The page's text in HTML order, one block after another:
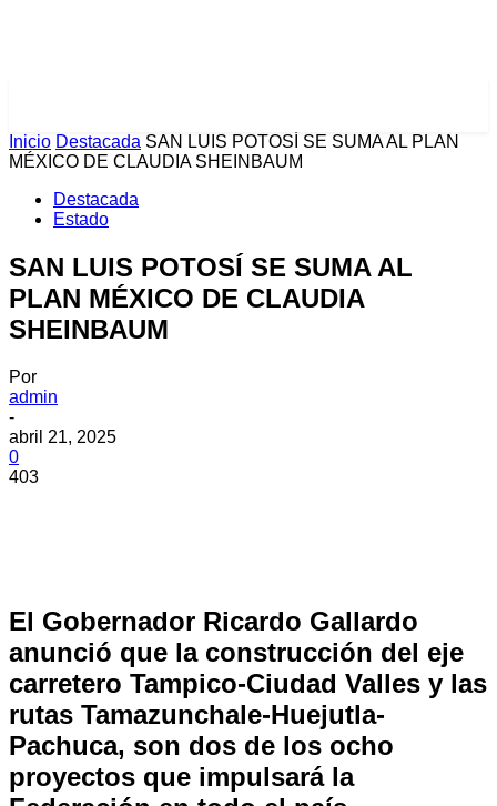
Inicio Destacada SAN LUIS POTOSÍ SE SUMA AL PLAN
MÉXICO DE CLAUDIA SHEINBAUM
Destacada
Estado
SAN LUIS POTOSÍ SE SUMA AL
PLAN MÉXICO DE CLAUDIA
SHEINBAUM
Por
admin
-
abril 21, 2025
0
403
El Gobernador Ricardo Gallardo
anunció que la construcción del eje
carretero Tampico-Ciudad Valles y las
rutas Tamazunchale-Huejutla-
Pachuca, son dos de los ocho
proyectos que impulsará la